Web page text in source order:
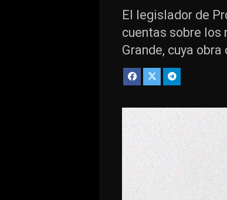
El legislador de
cuentas sobre los
Grande, cuya